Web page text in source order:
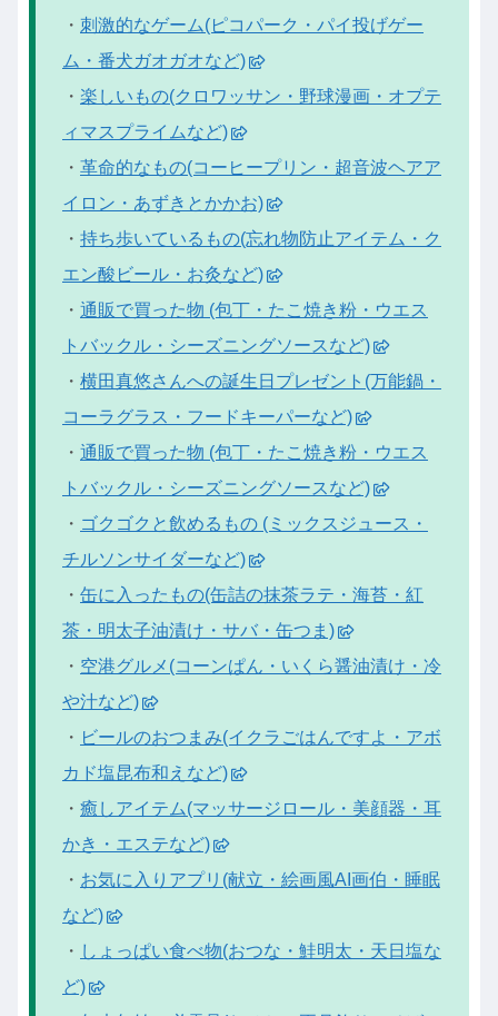
・ 刺激的なゲーム(ピコパーク・パイ投げゲー
ム・番犬ガオガオなど)
・ 楽しいもの(クロワッサン・野球漫画・オプテ
ィマスプライムなど)
・ 革命的なもの(コーヒープリン・超音波ヘアア
イロン・あずきとかかお)
・ 持ち歩いているもの(忘れ物防止アイテム・ク
エン酸ビール・お灸など)
・ 通販で買った物 (包丁・たこ焼き粉・ウエス
トバックル・シーズニングソースなど)
・ 横田真悠さんへの誕生日プレゼント(万能鍋・
コーラグラス・フードキーパーなど)
・ 通販で買った物 (包丁・たこ焼き粉・ウエス
トバックル・シーズニングソースなど)
・ ゴクゴクと飲めるもの (ミックスジュース・
チルソンサイダーなど)
・ 缶に入ったもの(缶詰の抹茶ラテ・海苔・紅
茶・明太子油漬け・サバ・缶つま)
・ 空港グルメ(コーンぱん・いくら醤油漬け・冷
や汁など)
・ ビールのおつまみ(イクラごはんですよ・アボ
カド塩昆布和えなど)
・ 癒しアイテム(マッサージロール・美顔器・耳
かき・エステなど)
・ お気に入りアプリ(献立・絵画風AI画伯・睡眠
など)
・ しょっぱい食べ物(おつな・鮭明太・天日塩な
ど)